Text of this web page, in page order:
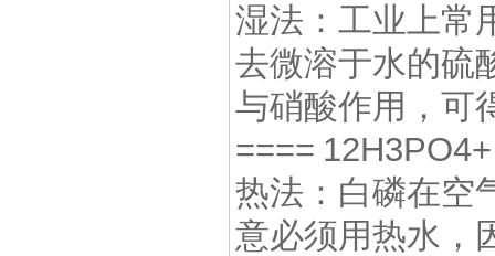
湿法：工业上常
去微溶于水的硫
与硝酸作用，可
====
热法：白磷在空
意必须用热水，